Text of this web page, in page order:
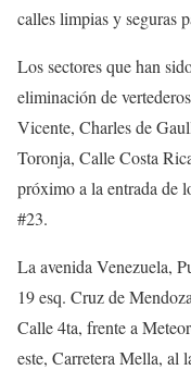
calles limpias y seguras
Los sectores que han
eliminación de
Vicente, Charles de
Toronja, Calle Costa
próximo a la entrada de
#23.
La avenida Venezuela,
19 esq. Cruz de
Calle 4ta, frente a
este, Carretera Mella, al